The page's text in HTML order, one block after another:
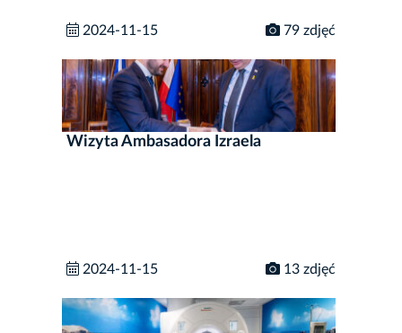
2024-11-15 79 zdjęć
Wizyta Ambasadora Izraela
2024-11-15 13 zdjęć